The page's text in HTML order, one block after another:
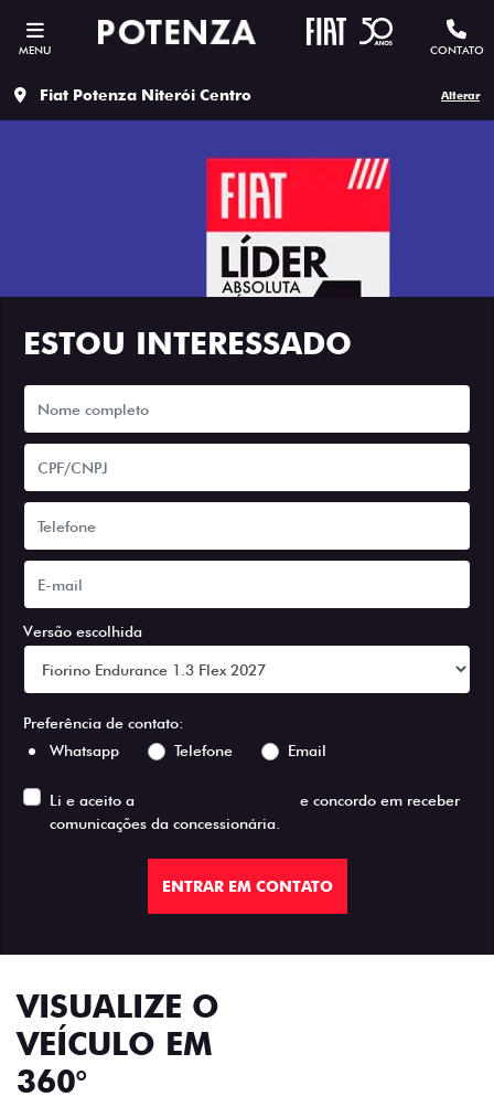
MENU CONTATO
Fiat Potenza Niterói Centro Alterar
ESTOU INTERESSADO
Versão escolhida
Preferência de contato:
Whatsapp
Telefone Email
Li e aceito a
e concordo em receber
comunicações da concessionária.
ENTRAR EM CONTATO
VISUALIZE O
VEÍCULO EM
360°